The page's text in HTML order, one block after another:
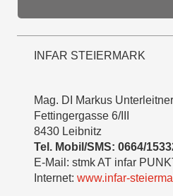
INFAR STEIERMARK
Mag. DI Markus Unterleitner
Fettingergasse 6/III
8430 Leibnitz
Tel. Mobil/SMS: 0664/
E-Mail: stmk AT infar
Internet: www.infar-